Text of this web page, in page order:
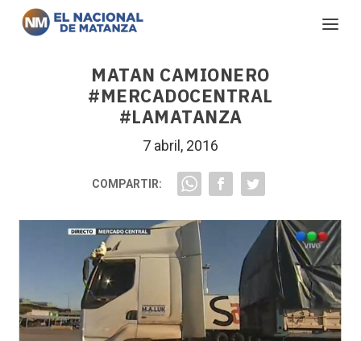
MATAN CAMIONERO
#MERCADOCENTRAL
#LAMATANZA
7 abril, 2016
COMPARTIR: